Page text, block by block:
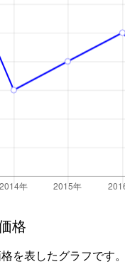
格
を表したグラフです。